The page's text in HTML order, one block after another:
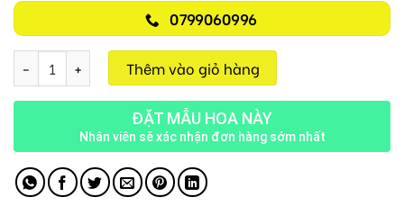
0799060996
Lan Hồ Điệp M701 số lượngThêm vào giỏ hàng
ĐẶT MẪU HOA NÀY
Nhân viên sẽ xác nhận đơn hàng sớm nhất